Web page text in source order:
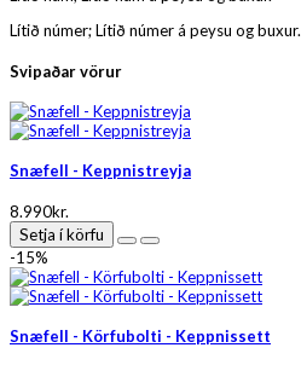
Lítið númer; Lítið númer á peysu og buxur.
Svipaðar vörur
Snæfell - Keppnistreyja
8.990kr.
Setja í körfu
-15%
Snæfell - Körfubolti - Keppnissett